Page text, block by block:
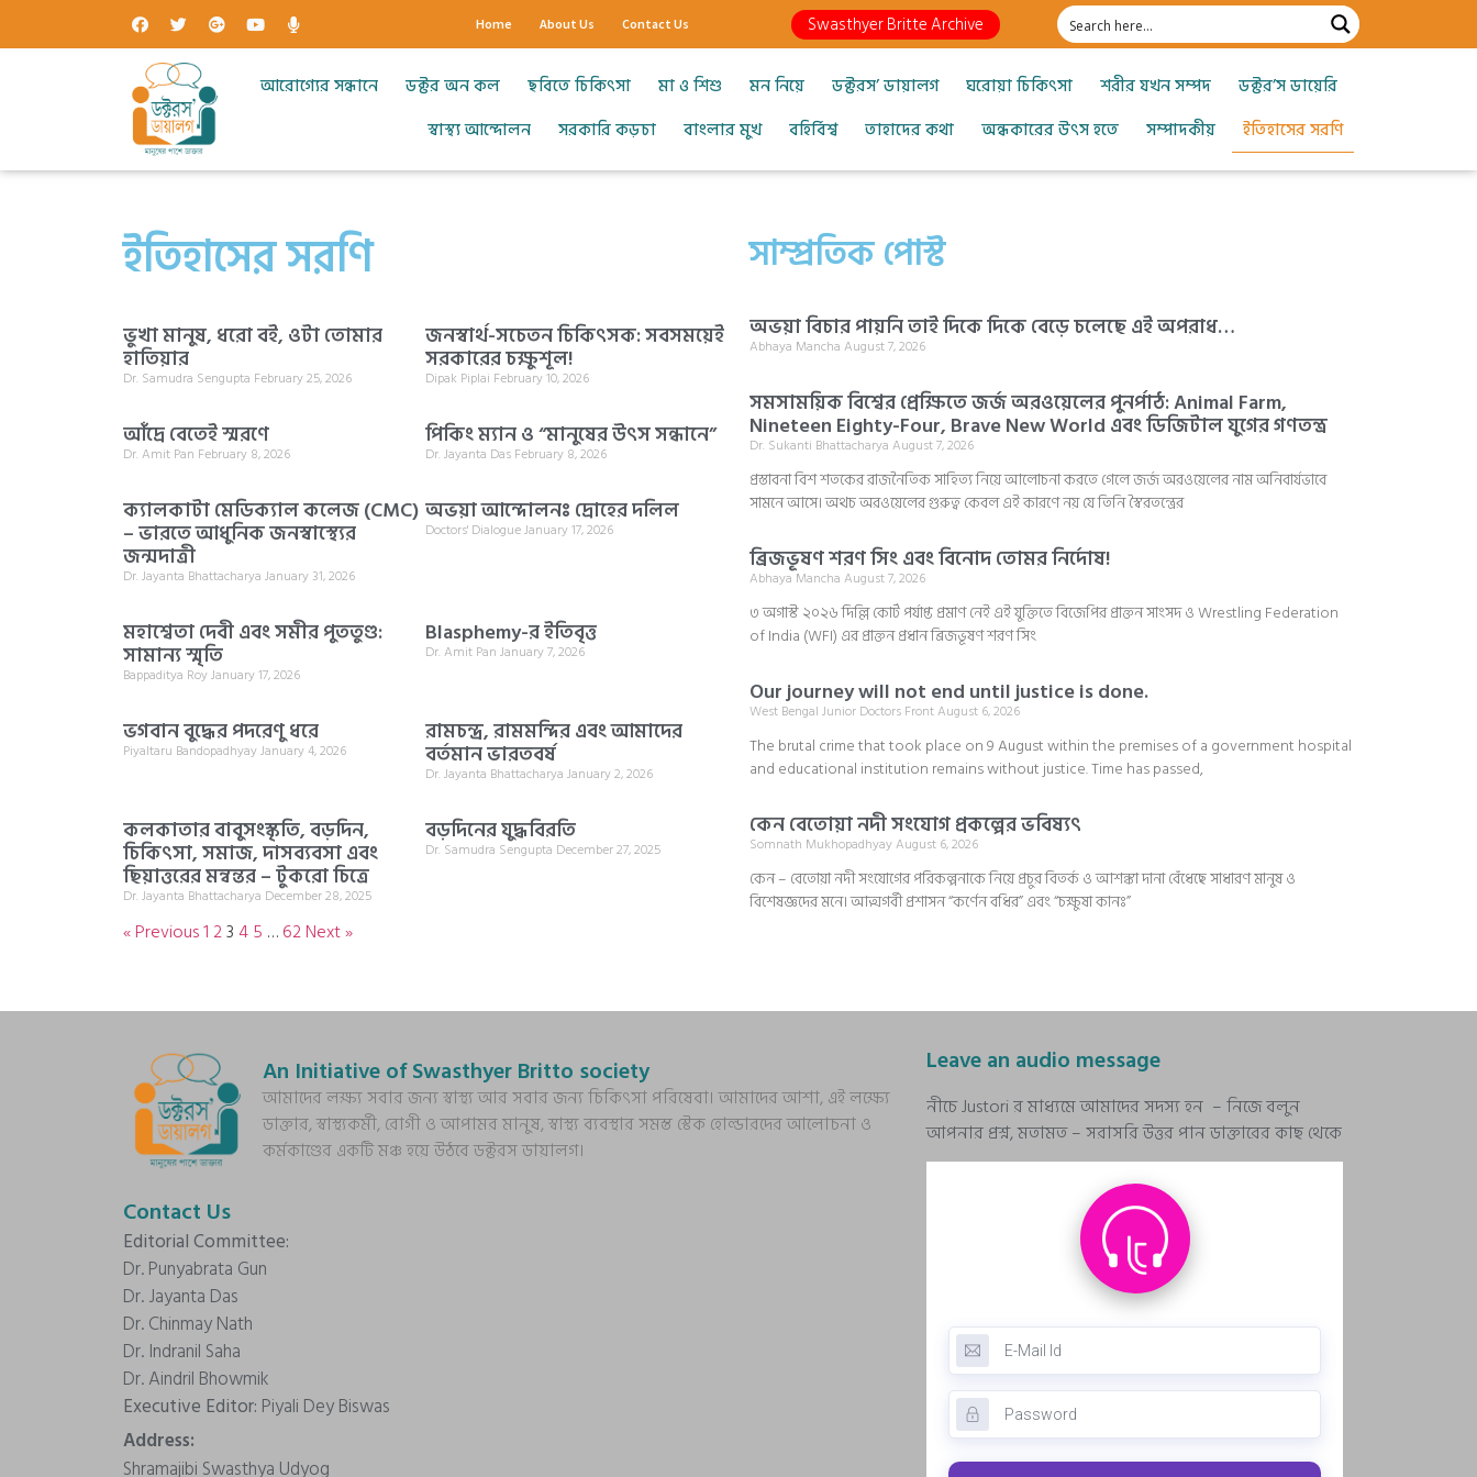
Home About Us Contact Us Swasthyer Britte Archive
আরোগ্যের সন্ধানে ডক্টর অন কল ছবিতে চিকিৎসা মা ও শিশু মন নিয়ে ডক্টরস’ ডায়ালগ ঘরোয়া চিকিৎসা শরীর যখন সম্পদ
ডক্টর’স ডায়েরি
স্বাস্থ্য আন্দোলন
সরকারি কড়চা বাংলার মুখ বহির্বিশ্ব তাহাদের কথা অন্ধকারের উৎস হতে সম্পাদকীয় ইতিহাসের সরণি
ইতিহাসের সরণি
ভুখা মানুষ, ধরো বই, ওটা তোমার
হাতিয়ার
Dr. Samudra Sengupta February 25, 2026
জনস্বার্থ-সচেতন চিকিৎসক: সবসময়েই
সরকারের চক্ষুশূল!
Dipak Piplai February 10, 2026
আঁদ্রে বেতেই স্মরণে
Dr. Amit Pan February 8, 2026
পিকিং ম্যান ও “মানুষের উৎস সন্ধানে”
Dr. Jayanta Das February 8, 2026
ক্যালকাটা মেডিক্যাল কলেজ (CMC)
– ভারতে আধুনিক জনস্বাস্থ্যের
জন্মদাত্রী
Dr. Jayanta Bhattacharya January 31, 2026
অভয়া আন্দোলনঃ দ্রোহের দলিল
Doctors' DialogueJanuary 17, 2026
মহাশ্বেতা দেবী এবং সমীর পুততুণ্ড:
সামান্য স্মৃতি
Bappaditya RoyJanuary 17, 2026
Blasphemy-র ইতিবৃত্ত
Dr. Amit Pan January 7, 2026
ভগবান বুদ্ধের পদরেণু ধরে
Piyaltaru BandopadhyayJanuary 4, 2026
রামচন্দ্র, রামমন্দির এবং আমাদের
বর্তমান ভারতবর্ষ
Dr. Jayanta Bhattacharya January 2, 2026
কলকাতার বাবুসংস্কৃতি, বড়দিন,
চিকিৎসা, সমাজ, দাসব্যবসা এবং
ছিয়াত্তরের মন্বন্তর – টুকরো চিত্রে
Dr. Jayanta Bhattacharya December 28, 2025
বড়দিনের যুদ্ধবিরতি
Dr. Samudra Sengupta December 27, 2025
« Previous1 23 45 …62Next »
সাম্প্রতিক পোস্ট
অভয়া বিচার পায়নি তাই দিকে দিকে বেড়ে চলেছে এই অপরাধ…
Abhaya Mancha August 7, 2026
সমসাময়িক বিশ্বের প্রেক্ষিতে জর্জ অরওয়েলের পুনর্পাঠ: Animal Farm,
Nineteen Eighty-Four, Brave New World এবং ডিজিটাল যুগের গণতন্ত্র
Dr. Sukanti Bhattacharya August 7, 2026
প্রস্তাবনা বিশ শতকের রাজনৈতিক সাহিত্য নিয়ে আলোচনা করতে গেলে জর্জ অরওয়েলের নাম অনিবার্যভাবে
সামনে আসে। অথচ অরওয়েলের গুরুত্ব কেবল এই কারণে নয় যে তিনি স্বৈরতন্ত্রের
ব্রিজভূষণ শরণ সিং এবং বিনোদ তোমর নির্দোষ!
Abhaya Mancha August 7, 2026
৩ অগাস্ট ২০২৬ দিল্লি কোর্ট পর্যাপ্ত প্রমাণ নেই এই যুক্তিতে বিজেপির প্রাক্তন সাংসদ ও Wrestling Federation
of India (WFI) এর প্রাক্তন প্রধান ব্রিজভূষণ শরণ সিং
Our journey will not end until justice is done.
West Bengal Junior Doctors FrontAugust 6, 2026
The brutal crime that took place on 9 August within the premises of a government hospital
and educational institution remains without justice. Time has passed,
কেন বেতোয়া নদী সংযোগ প্রকল্পের ভবিষ্যৎ
Somnath MukhopadhyayAugust 6, 2026
কেন – বেতোয়া নদী সংযোগের পরিকল্পনাকে নিয়ে প্রচুর বিতর্ক ও আশঙ্কা দানা বেঁধেছে সাধারণ মানুষ ও
বিশেষজ্ঞদের মনে। আত্মগর্বী প্রশাসন “কর্ণেন বধির” এবং “চক্ষুষা কানঃ”
An Initiative of Swasthyer Britto society
আমাদের লক্ষ্য সবার জন্য স্বাস্থ্য আর সবার জন্য চিকিৎসা পরিষেবা। আমাদের আশা, এই লক্ষ্যে
ডাক্তার, স্বাস্থ্যকর্মী, রোগী ও আপামর মানুষ, স্বাস্থ্য ব্যবস্থার সমস্ত স্টেক হোল্ডারদের আলোচনা ও
কর্মকাণ্ডের একটি মঞ্চ হয়ে উঠবে ডক্টরস ডায়ালগ।
Contact Us
Editorial Committee:
Dr. Punyabrata Gun
Dr. Jayanta Das
Dr. Chinmay Nath
Dr. Indranil Saha
Dr. Aindril Bhowmik
Executive Editor: Piyali Dey Biswas
Address:
Shramajibi Swasthya Udyog
Leave an audio message
নীচে Justori র মাধ্যমে আমাদের সদস্য হন – নিজে বলুন
আপনার প্রশ্ন, মতামত – সরাসরি উত্তর পান ডাক্তারের কাছ থেকে